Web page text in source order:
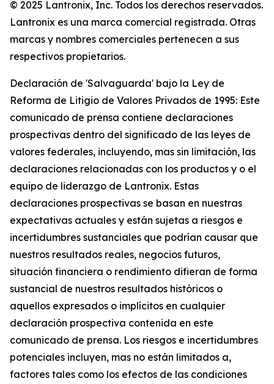
© 2025 Lantronix, Inc. Todos los derechos reservados.
Lantronix es una marca comercial registrada. Otras
marcas y nombres comerciales pertenecen a sus
respectivos propietarios.
Declaración de 'Salvaguarda' bajo la Ley de
Reforma de Litigio de Valores Privados de 1995: Este
comunicado de prensa contiene declaraciones
prospectivas dentro del significado de las leyes de
valores federales, incluyendo, mas sin limitación, las
declaraciones relacionadas con los productos y o el
equipo de liderazgo de Lantronix. Estas
declaraciones prospectivas se basan en nuestras
expectativas actuales y están sujetas a riesgos e
incertidumbres sustanciales que podrían causar que
nuestros resultados reales, negocios futuros,
situación financiera o rendimiento difieran de forma
sustancial de nuestros resultados históricos o
aquellos expresados o implícitos en cualquier
declaración prospectiva contenida en este
comunicado de prensa. Los riesgos e incertidumbres
potenciales incluyen, mas no están limitados a,
factores tales como los efectos de las condiciones